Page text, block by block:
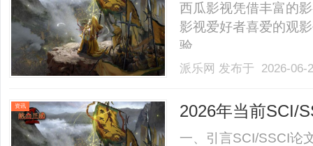
西瓜影视凭借丰富的
影视爱好者喜爱的观
验。......
派乐网 发布于 2026-
资讯
2026年当前SCI/
盘点
一、引言SCI/SSCI论